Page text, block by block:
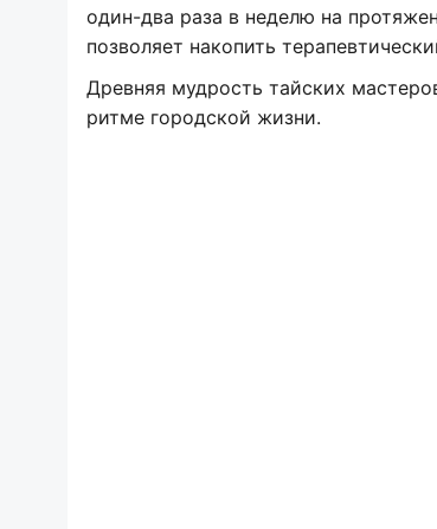
один-два раза в неделю на
позволяет накопить
Древняя мудрость тайских
ритме городской жизни.